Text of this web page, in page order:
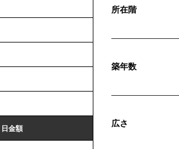
所在階
築年数
広さ
金額